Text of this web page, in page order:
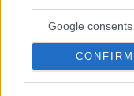
Google consents
CONFIRM
10.08.2026, 09:10